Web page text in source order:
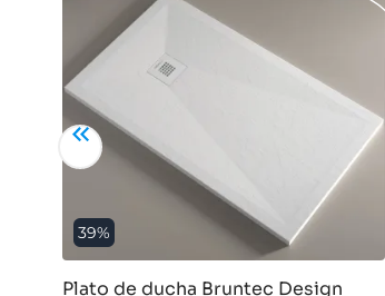
39%
Plato de ducha Bruntec Design